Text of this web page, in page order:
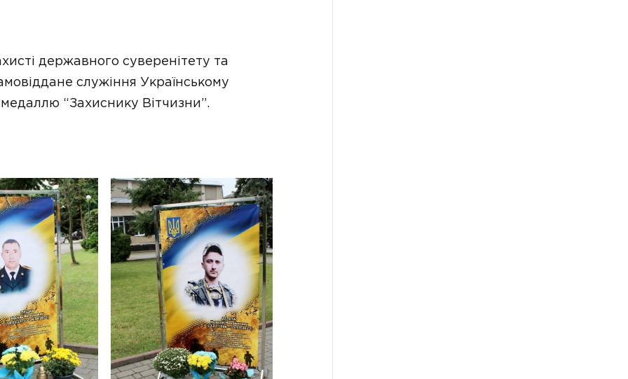
державного суверенітету та
служіння Українському
“Захиснику Вітчизни”.